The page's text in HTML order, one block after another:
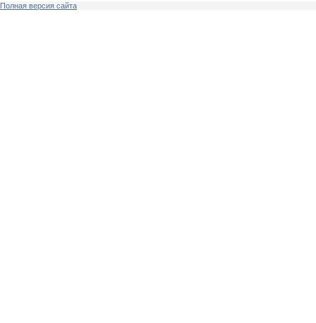
Полная версия сайта